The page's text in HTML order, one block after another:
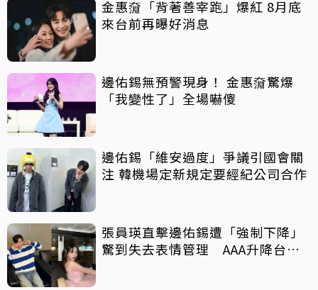
金惠奫「背著善宰跑」爆紅 8月底
來台前再曝好消息
邊佑錫無預警現身！ 金惠奫驚爆
「我變性了」全場嚇傻
邊佑錫「維安過度」爭議引國會關
注 韓機場定新規定要經紀公司合作
張員瑛直擊邊佑錫遭「強制下降」
驚到失去表情管理 AAA升降台事